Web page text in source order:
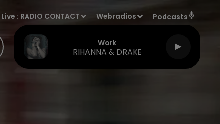
Live : RADIO CONTACT Webradios Podcasts
Work
RIHANNA & DRAKE